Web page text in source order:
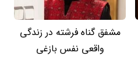
مشفق گناه فرشته در زندگی
واقعی نفس بازغی